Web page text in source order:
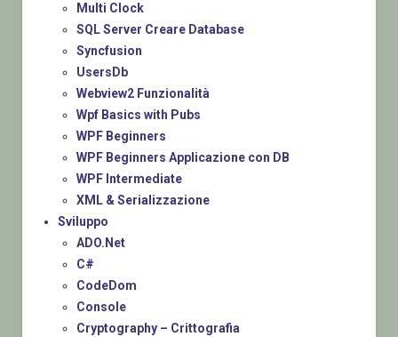
Multi Clock
SQL Server Creare Database
Syncfusion
UsersDb
Webview2 Funzionalità
Wpf Basics with Pubs
WPF Beginners
WPF Beginners Applicazione con DB
WPF Intermediate
XML & Serializzazione
Sviluppo
ADO.Net
C#
CodeDom
Console
Cryptography – Crittografia